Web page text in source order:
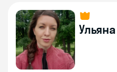
Ульяна